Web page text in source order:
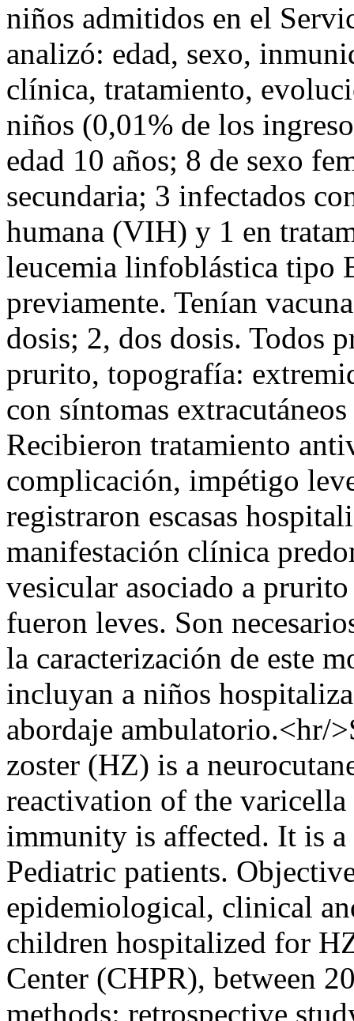
niños admitidos en el
analizó: edad, sexo,
clínica, tratamiento,
niños (0,01% de los
edad 10 años; 8 de sexo
secundaria; 3 infectados
humana (VIH) y 1 en
leucemia linfoblástica tipo
previamente. Tenían
dosis; 2, dos dosis. Todos
prurito, topografía:
con síntomas
Recibieron tratamiento
complicación, impétigo
registraron escasas
manifestación clínica
vesicular asociado a
fueron leves. Son
la caracterización de este
incluyan a niños
abordaje ambulatorio.<hr/
zoster (HZ) is a
reactivation of the
immunity is affected. It is
Pediatric patients.
epidemiological, clinical
children hospitalized for
Center (CHPR), between
methods: retrospective